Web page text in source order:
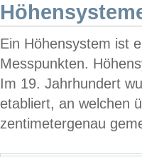
Ein Höhensystem ist
Messpunkten.
Im 19. Jahrhundert
etabliert, an welchen
zentimetergenau